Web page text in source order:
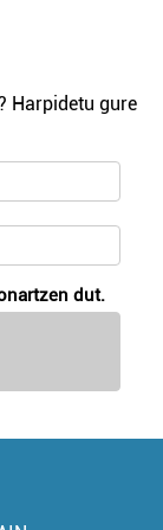
Harpidetu gure
dut.